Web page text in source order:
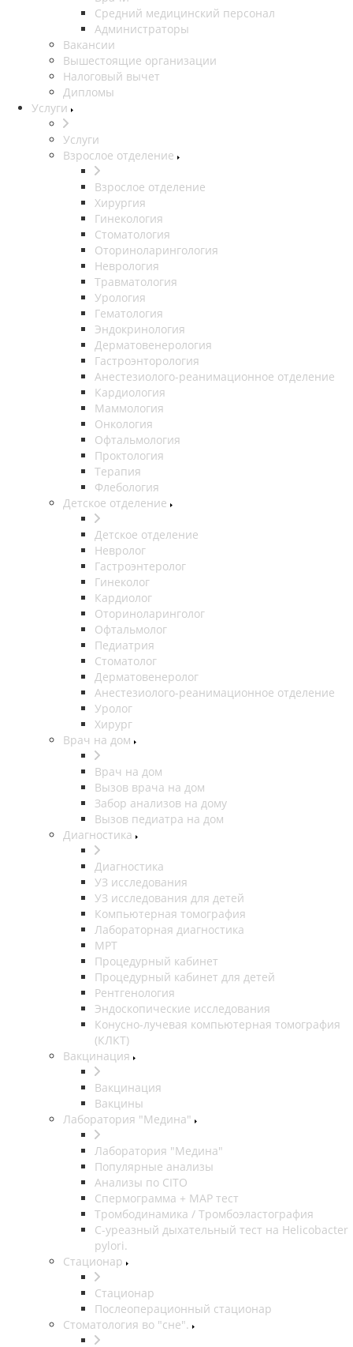
Средний медицинский персонал
Администраторы
Вакансии
Вышестоящие организации
Налоговый вычет
Дипломы
Услуги
Услуги
Взрослое отделение
Взрослое отделение
Хирургия
Гинекология
Стоматология
Оториноларингология
Неврология
Травматология
Урология
Гематология
Эндокринология
Дерматовенерология
Гастроэнторология
Анестезиолого-реанимационное отделение
Кардиология
Маммология
Онкология
Офтальмология
Проктология
Терапия
Флебология
Детское отделение
Детское отделение
Невролог
Гастроэнтеролог
Гинеколог
Кардиолог
Оториноларинголог
Офтальмолог
Педиатрия
Стоматолог
Дерматовенеролог
Анестезиолого-реанимационное отделение
Уролог
Хирург
Врач на дом
Врач на дом
Вызов врача на дом
Забор анализов на дому
Вызов педиатра на дом
Диагностика
Диагностика
УЗ исследования
УЗ исследования для детей
Компьютерная томография
Лабораторная диагностика
МРТ
Процедурный кабинет
Процедурный кабинет для детей
Рентгенология
Эндоскопические исследования
Конусно-лучевая компьютерная томография
(КЛКТ)
Вакцинация
Вакцинация
Вакцины
Лаборатория "Медина"
Лаборатория "Медина"
Популярные анализы
Анализы по CITO
Спермограмма + МАР тест
Тромбодинамика / Тромбоэластография
С-уреазный дыхательный тест на Helicobacter
pylori.
Стационар
Стационар
Послеоперационный стационар
Стоматология во "сне".